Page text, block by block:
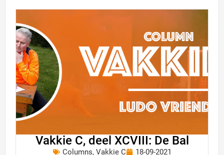
Vakkie C, deel XCVIII: De Bal
Columns, Vakkie C 18-09-2021